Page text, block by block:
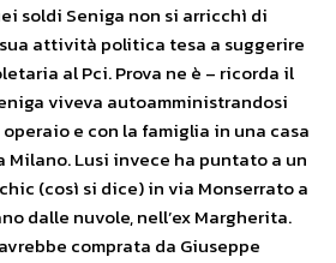
soldi Seniga non si arricchì di
sua attività politica tesa a suggerire
al Pci. Prova ne è – ricorda il
viveva autoamministrandosi
e con la famiglia in una casa
Milano. Lusi invece ha puntato a un
(così si dice) in via Monserrato a
dalle nuvole, nell’ex Margherita.
comprata da Giuseppe